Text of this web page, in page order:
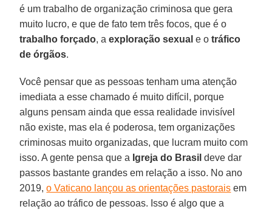
é um trabalho de organização criminosa que gera
muito lucro, e que de fato tem três focos, que é o
trabalho forçado, aexploração sexual e otráfico
de órgãos.
Você pensar que as pessoas tenham uma atenção
imediata a esse chamado é muito difícil, porque
alguns pensam ainda que essa realidade invisível
não existe, mas ela é poderosa, tem organizações
criminosas muito organizadas, que lucram muito com
isso. A gente pensa que a Igreja do Brasil deve dar
passos bastante grandes em relação a isso. No ano
2019,o Vaticano lançou as orientações pastorais em
relação ao tráfico de pessoas. Isso é algo que a